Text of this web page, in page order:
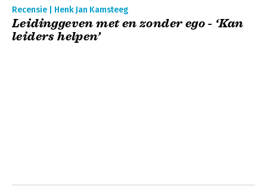
Recensie | Henk Jan Kamsteeg
Leidinggeven met en zonder ego - ‘Kan
leiders helpen’